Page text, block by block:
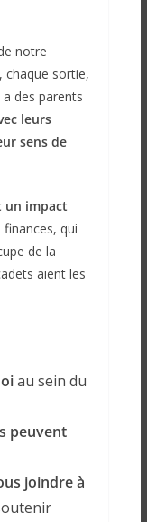
notre
chaque sortie,
des parents
leurs
sens de
un impact
qui
de la
aient les
au sein du
peuvent
joindre à